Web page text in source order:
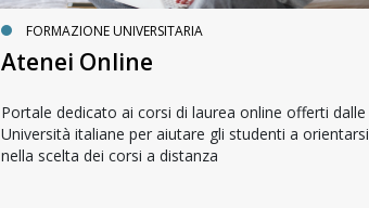
FORMAZIONE UNIVERSITARIA
Atenei Online
Portale dedicato ai corsi di laurea online offerti dalle
Università italiane per aiutare gli studenti a orientarsi
nella scelta dei corsi a distanza